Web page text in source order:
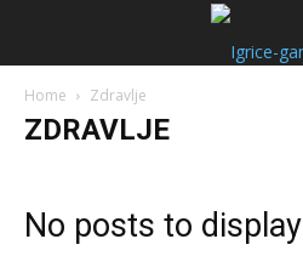
Home Zdravlje
ZDRAVLJE
No posts to display